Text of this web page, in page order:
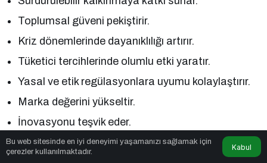
Toplumsal güveni pekiştirir.
Kriz dönemlerinde dayanıklılığı artırır.
Tüketici tercihlerinde olumlu etki yaratır.
Yasal ve etik regülasyonlara uyumu kolaylaştırır.
Marka değerini yükseltir.
İnovasyonu teşvik eder.
Paydaş ilişkilerini güçlendirir.
Bu web sitesinde en iyi deneyimi yaşamanızı sağlamak için
çerezler kullanılmaktadır.
Kabul